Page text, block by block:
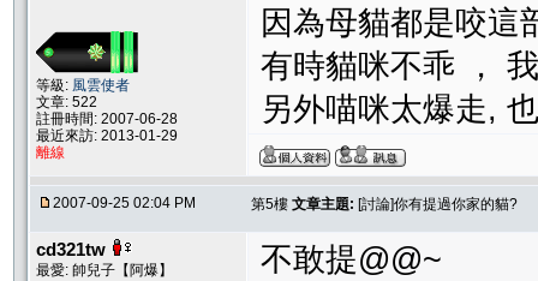
等級: 風雲使者
文章: 522
註冊時間: 2007-06-28
最近來訪: 2013-01-29
離線
因為母貓都是咬這
有時貓咪不乖 ，
另外喵咪太爆走,
2007-09-25 02:04 PM 第5樓 文章主題: [討論]你有提過你家的貓?
cd321tw
最愛: 帥兒子【阿爆】 不敢提@@~